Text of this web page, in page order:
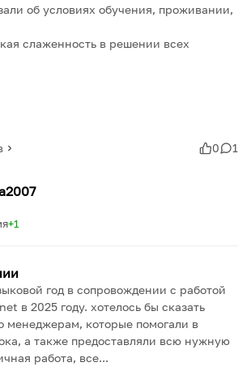
об условиях обучения, проживании,
слаженность в решении всех
0 1
1
год в сопровождении с работой
в 2025 году. хотелось бы сказать
менеджерам, которые помогали в
а также предоставляли всю нужную
работа, все...